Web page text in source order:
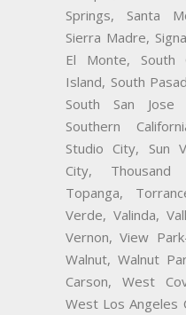
Springs, Santa
Sierra Madre,
El Monte, South
Island, South
South San Jose
Southern
Studio City, Sun
City, Thousand
Topanga,
Verde, Valinda,
Vernon, View
Walnut, Walnut
Carson, West
West Los Angeles